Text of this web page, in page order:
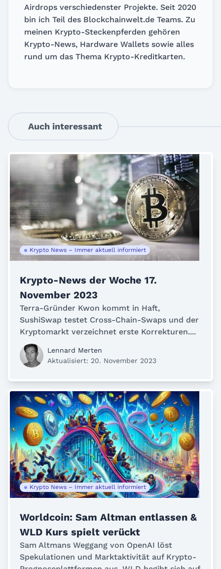
Airdrops verschiedenster Projekte. Seit 2020
bin ich Teil des Blockchainwelt.de Teams. Zu
meinen Krypto-Steckenpferden gehören
Krypto-News, Hardware Wallets sowie alles
rund um das Thema Krypto-Kreditkarten.
Auch interessant
Krypto News – Immer aktuell informiert
Krypto-News der Woche 17.
November 2023
Terra-Gründer Kwon kommt in Haft,
SushiSwap testet Cross-Chain-Swaps und der
Kryptomarkt verzeichnet erste Korrekturen....
Lennard Merten
Aktualisiert: 20. November 2023
Krypto News – Immer aktuell informiert
Worldcoin: Sam Altman entlassen &
WLD Kurs spielt verückt
Sam Altmans Weggang von OpenAI löst
Spekulationen und Marktaktivität auf Krypto-